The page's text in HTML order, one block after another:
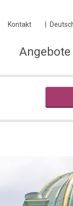
Kontakt
Angebote